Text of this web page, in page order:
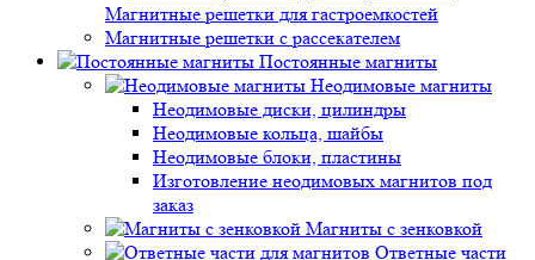
Магнитные решетки для гастроемкостей
Магнитные решетки с рассекателем
Постоянные магниты
Неодимовые магниты
Неодимовые диски, цилиндры
Неодимовые кольца, шайбы
Неодимовые блоки, пластины
Изготовление неодимовых магнитов под
заказ
Магниты с зенковкой
Ответные части